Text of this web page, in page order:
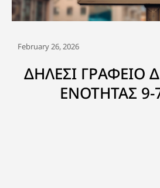
February 26, 2026
ΔΗΛΕΣΙ ΓΡΑΦΕΙΟ
ΕΝΟΤΗΤΑΣ 9-